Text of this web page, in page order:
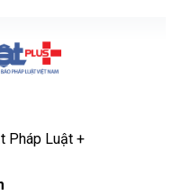
Pháp Luật +